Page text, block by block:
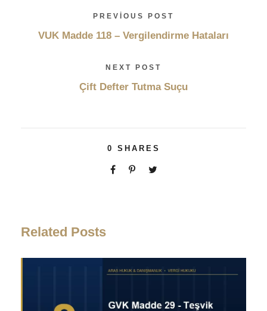
PREVIOUS POST
VUK Madde 118 – Vergilendirme Hataları
NEXT POST
Çift Defter Tutma Suçu
0 SHARES
Related Posts